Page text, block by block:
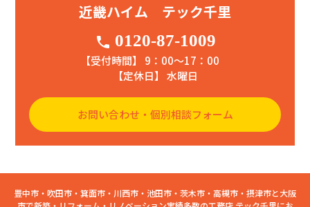
近畿ハイム テック千里
phone 0120-87-1009
【受付時間】 9：00〜17：00
【定休日】 水曜日
お問い合わせ・個別相談フォーム
豊中市・吹田市・箕面市・川西市・池田市・茨木市・高槻市・摂津市と大阪